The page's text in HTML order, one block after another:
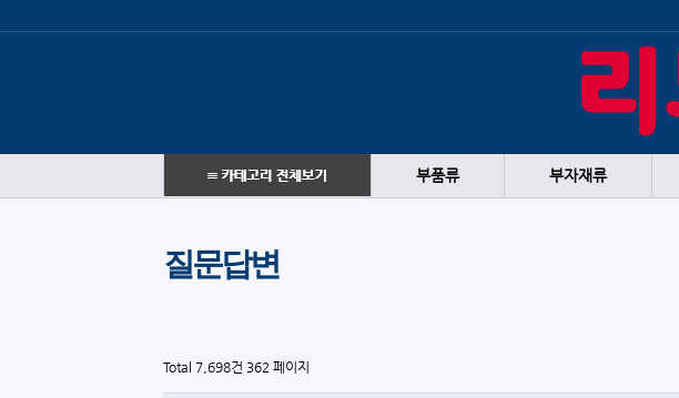
부품류 부자재류
질문답변
Total 7,698건 362 페이지